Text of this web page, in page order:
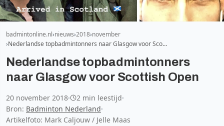
badmintonline.nl nieuws 2018 november
Nederlandse topbadmintonners naar Glasgow voor Sco…
Nederlandse topbadmintonners
naar Glasgow voor Scottish Open
20 november 2018· 2 min leestijd·
Bron: Badminton Nederland·
Artikelfoto: Mark Caljouw / Jelle Maas